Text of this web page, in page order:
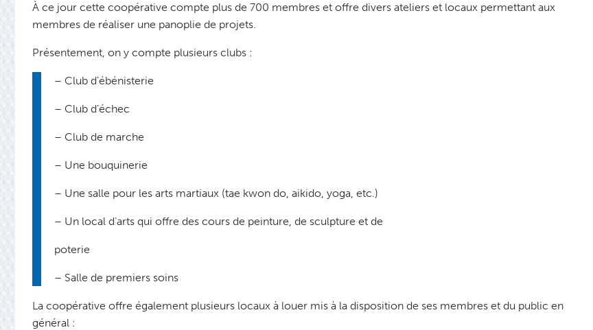
À ce jour cette coopérative compte plus de 700 membres et offre divers ateliers et locaux permettant aux
membres de réaliser une panoplie de projets.
Présentement, on y compte plusieurs clubs :
– Club d’ébénisterie
– Club d’échec
– Club de marche
– Une bouquinerie
– Une salle pour les arts martiaux (tae kwon do, aikido, yoga, etc.)
– Un local d’arts qui offre des cours de peinture, de sculpture et de
poterie
– Salle de premiers soins
La coopérative offre également plusieurs locaux à louer mis à la disposition de ses membres et du public en
général :